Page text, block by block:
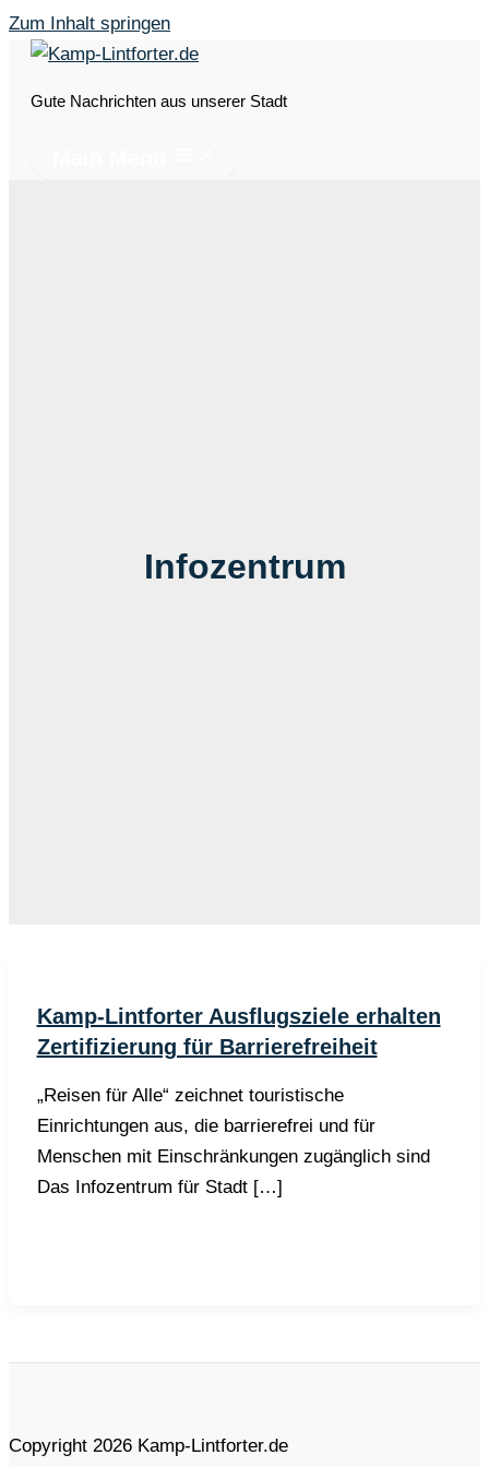
Zum Inhalt springen
Gute Nachrichten aus unserer Stadt
Infozentrum
Kamp-Lintforter Ausflugsziele erhalten
Zertifizierung für Barrierefreiheit
„Reisen für Alle“ zeichnet touristische
Einrichtungen aus, die barrierefrei und für
Menschen mit Einschränkungen zugänglich sind
Das Infozentrum für Stadt […]
Copyright 2026 Kamp-Lintforter.de